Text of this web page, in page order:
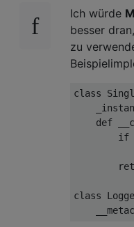
Ich würde
besser
zu
class
def
if
class